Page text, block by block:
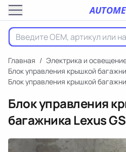
Главная / Электрика и
Блок управления крышкой
Блок управления крышкой
Блок управления
багажника Lexus